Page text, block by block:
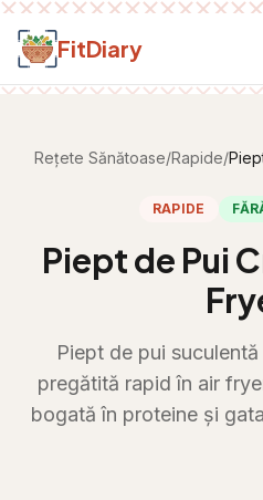
Salt la conținut
FitDiary
Rețete Sănătoase/Rapide/
RAPIDE
Piept de Pui
Piept de pui
pregătită rapid în air
bogată în proteine și